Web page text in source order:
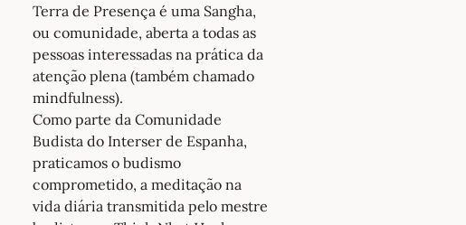
Terra de Presença é uma Sangha,
ou comunidade, aberta a todas as
pessoas interessadas na prática da
atenção plena (também chamado
mindfulness).
Como parte da Comunidade
Budista do Interser de Espanha,
praticamos o budismo
comprometido, a meditação na
vida diária transmitida pelo mestre